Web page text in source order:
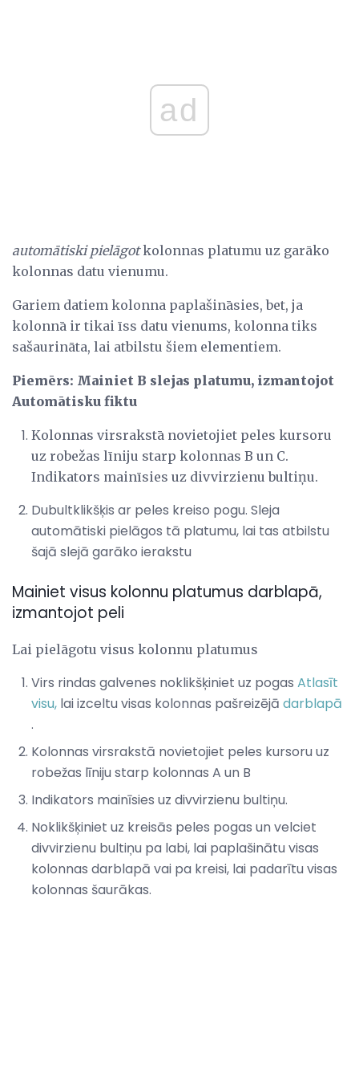
ad
automātiski pielāgotkolonnas platumu uz garāko
kolonnas datu vienumu.
Gariem datiem kolonna paplašināsies, bet, ja
kolonnā ir tikai īss datu vienums, kolonna tiks
sašaurināta, lai atbilstu šiem elementiem.
Piemērs: Mainiet B slejas platumu, izmantojot
Automātisku fiktu
Kolonnas virsrakstā novietojiet peles kursoru
uz robežas līniju starp kolonnas B un C.
Indikators mainīsies uz divvirzienu bultiņu.
Dubultklikšķis ar peles kreiso pogu. Sleja
automātiski pielāgos tā platumu, lai tas atbilstu
šajā slejā garāko ierakstu
Mainiet visus kolonnu platumus darblapā,
izmantojot peli
Lai pielāgotu visus kolonnu platumus
Virs rindas galvenes noklikšķiniet uz pogas Atlasīt
visu, lai izceltu visas kolonnas pašreizējā darblapā
.
Kolonnas virsrakstā novietojiet peles kursoru uz
robežas līniju starp kolonnas A un B
Indikators mainīsies uz divvirzienu bultiņu.
Noklikšķiniet uz kreisās peles pogas un velciet
divvirzienu bultiņu pa labi, lai paplašinātu visas
kolonnas darblapā vai pa kreisi, lai padarītu visas
kolonnas šaurākas.